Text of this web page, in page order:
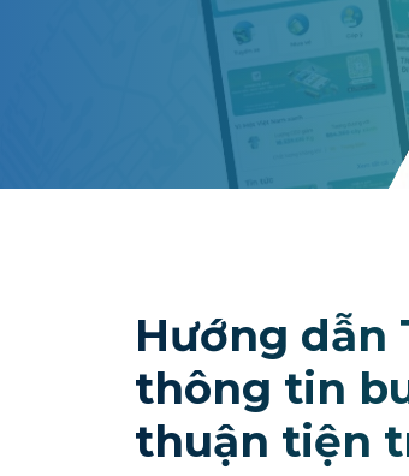
Hướng dẫn
thông tin
thuận tiện